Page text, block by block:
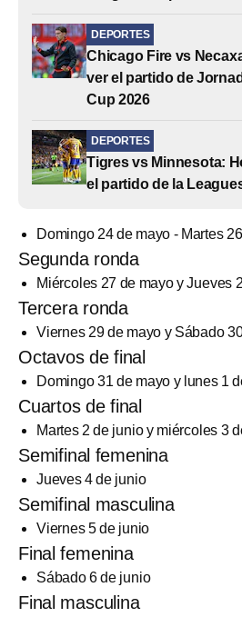
DEPORTES
Chicago Fire vs
ver el partido de
Cup 2026
DEPORTES
Tigres vs Minnesota:
el partido de la
Domingo 24 de mayo - Martes
Segunda ronda
Miércoles 27 de mayo y Jueves
Tercera ronda
Viernes 29 de mayo y Sábado
Octavos de final
Domingo 31 de mayo y lunes 1
Cuartos de final
Martes 2 de junio y miércoles 3
Semifinal femenina
Jueves 4 de junio
Semifinal masculina
Viernes 5 de junio
Final femenina
Sábado 6 de junio
Final masculina